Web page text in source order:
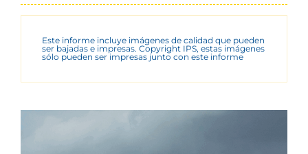
Este informe incluye imágenes de calidad que pueden
ser bajadas e impresas. Copyright IPS, estas imágenes
sólo pueden ser impresas junto con este informe